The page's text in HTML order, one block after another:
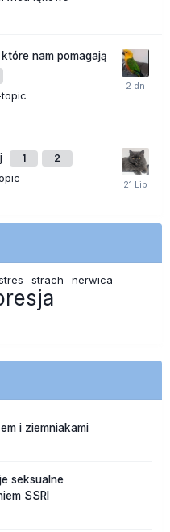
nam pomagają
1 2
strach
nerwica
i ziemniakami
seksualne
SSRI